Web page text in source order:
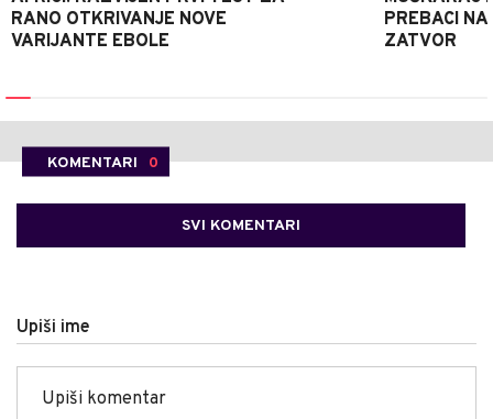
RANO OTKRIVANJE NOVE
VARIJANTE EBOLE
PREBACI
ZATVOR
KOMENTARI 0
SVI KOMENTARI
Upiši ime